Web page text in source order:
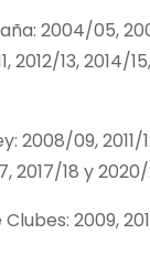
2004/05,
2012/13, 2014/
2008/09, 2011/
2017/18 y 2020/
2009,